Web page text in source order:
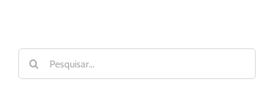
Buscar
resultados
para: